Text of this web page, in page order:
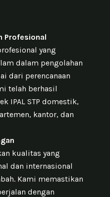
Profesional
yang
dalam pengolahan
dari perencanaan
telah berhasil
IPAL STP domestik,
kantor, dan
kualitas yang
dan internasional
Kami memastikan
dengan